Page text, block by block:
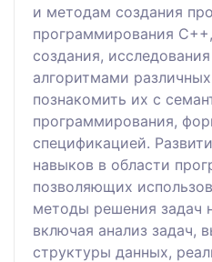
и методам создания
программирования
создания,
алгоритмами
познакомить их с
программирования,
спецификацией.
навыков в области
позволяющих
методы решения задач
включая анализ задач,
структуры данных,